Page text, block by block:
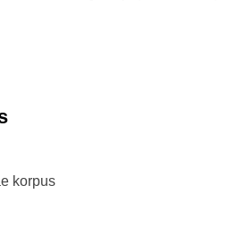
korpus